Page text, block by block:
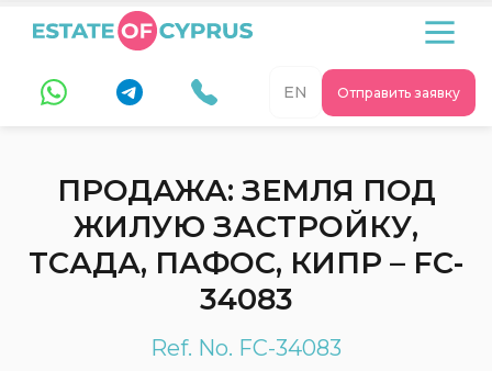
Отправить заявку
EN
ПРОДАЖА: ЗЕМЛЯ ПОД
ЖИЛУЮ ЗАСТРОЙКУ,
ТСАДА, ПАФОС, КИПР – FC-
34083
Ref. No. FC-34083